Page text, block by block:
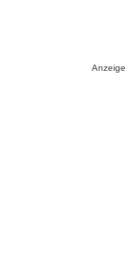
Anzeige